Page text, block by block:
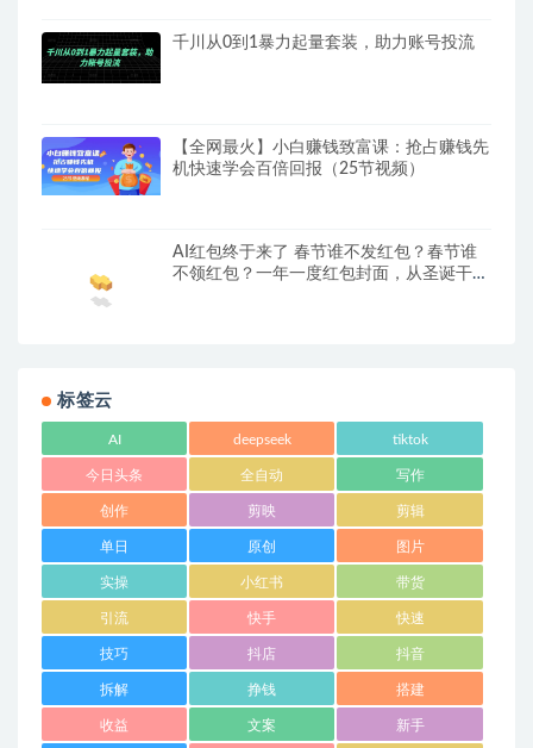
千川从0到1暴力起量套装，助力账号投流
【全网最火】小白赚钱致富课：抢占赚钱先
机快速学会百倍回报（25节视频）
AI红包终于来了 春节谁不发红包？春节谁
不领红包？一年一度红包封面，从圣诞干
标签云
AI deepseek tiktok
今日头条 全自动 写作
创作 剪映 剪辑
单日 原创 图片
实操 小红书 带货
引流 快手 快速
技巧 抖店 抖音
拆解 挣钱 搭建
收益 文案 新手